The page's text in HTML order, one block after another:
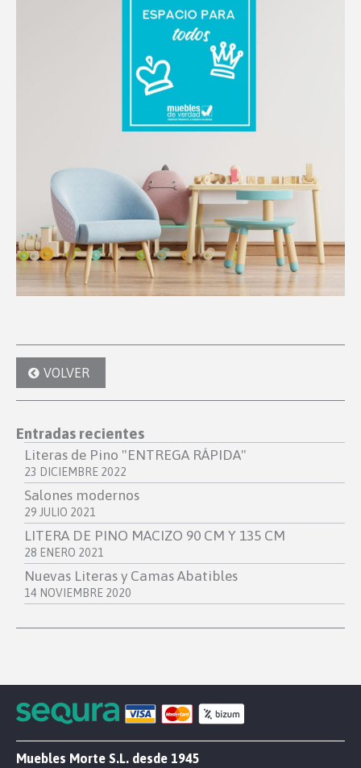
VOLVER
Entradas recientes
Literas de Pino "ENTREGA RÁPIDA"
23 DICIEMBRE 2022
Salones modernos
29 JULIO 2021
LITERA DE PINO MACIZO 90 CM Y 135 CM
28 ENERO 2021
Nuevas Literas y Camas Abatibles
14 NOVIEMBRE 2020
Muebles Morte S.L. desde 1945